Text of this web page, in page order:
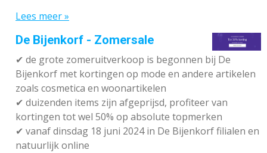
Lees meer »
De Bijenkorf - Zomersale
✔ de grote zomeruitverkoop is begonnen bij De
Bijenkorf met kortingen op mode en andere artikelen
zoals cosmetica en woonartikelen
✔ duizenden items zijn afgeprijsd, profiteer van
kortingen tot wel 50% op absolute topmerken
✔ vanaf dinsdag 18 juni 2024 in De Bijenkorf filialen en
natuurlijk online